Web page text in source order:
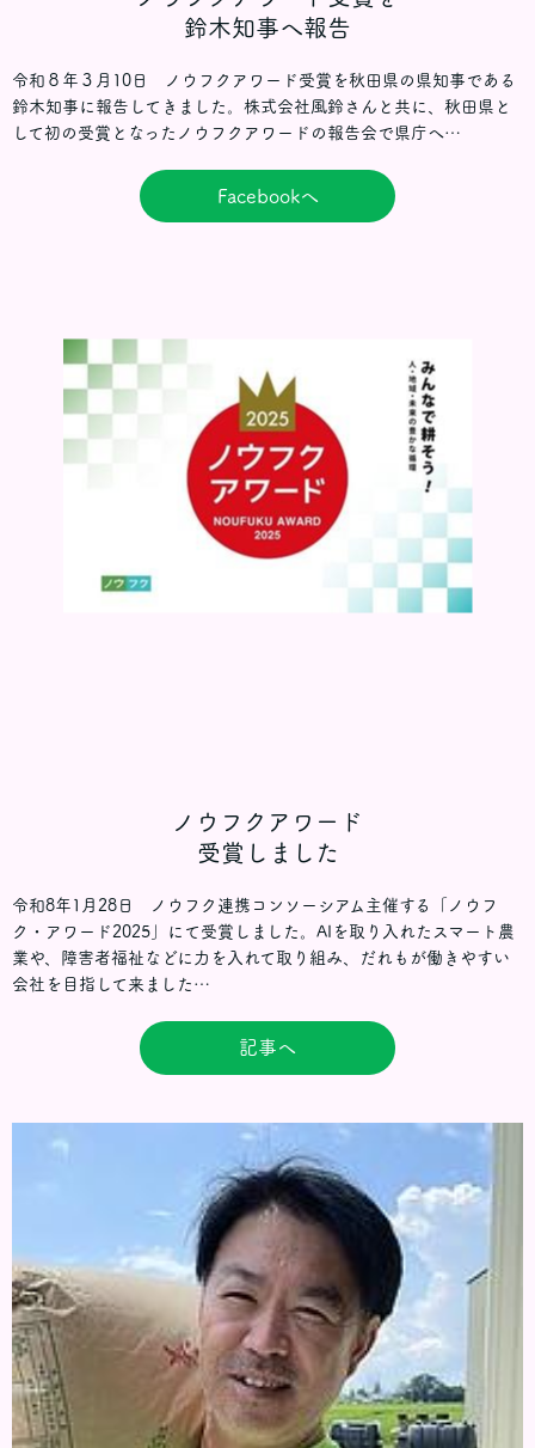
鈴木知事へ報告
令和８年３月10日 ノウフクアワード受賞を秋田県の県知事である
鈴木知事に報告してきました。株式会社風鈴さんと共に、秋田県と
して初の受賞となったノウフクアワードの報告会で県庁へ…
Facebookへ
ノウフクアワード
受賞しました
令和8年1月28日 ノウフク連携コンソーシアム主催する「ノウフ
ク・アワード2025」にて受賞しました。AIを取り入れたスマート農
業や、障害者福祉などに力を入れて取り組み、だれもが働きやすい
会社を目指して来ました…
記事へ